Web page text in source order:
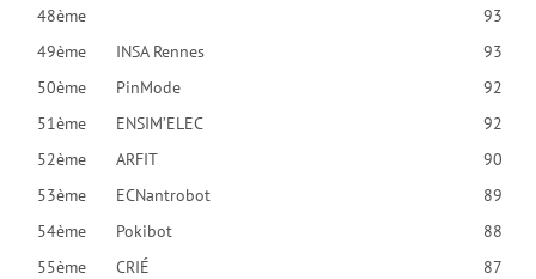
48ème
93
49ème
INSA Rennes
93
50ème
PinMode
92
51ème
ENSIM’ELEC
92
52ème
ARFIT
90
53ème
ECNantrobot
89
54ème
Pokibot
88
55ème
CRIÉ
87